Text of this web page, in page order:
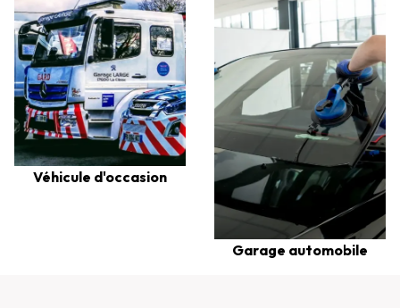
Véhicule d'occasion
Garage automobile